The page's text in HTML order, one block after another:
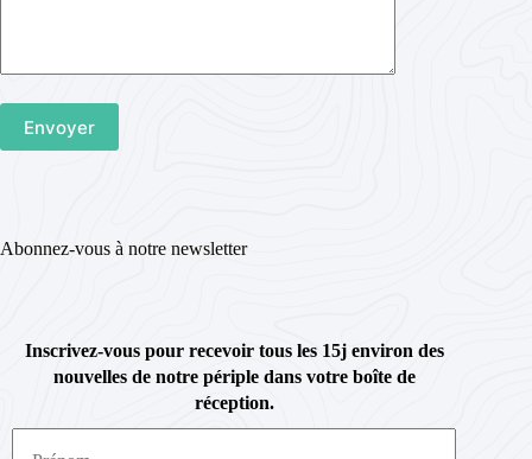
Abonnez-vous à notre newsletter
Inscrivez-vous pour recevoir tous les 15j environ des
nouvelles de notre périple dans votre boîte de
réception.